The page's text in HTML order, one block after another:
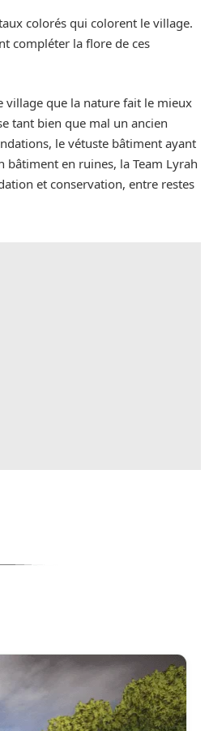
colorés qui colorent le village.
compléter la flore de ces
village que la nature fait le mieux
tant bien que mal un ancien
le vétuste bâtiment ayant
bâtiment en ruines, la Team Lyrah
et conservation, entre restes